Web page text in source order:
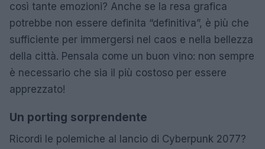
così tante emozioni? Anche se la resa grafica
potrebbe non essere definita “definitiva”, è più che
sufficiente per immergersi nel caos e nella bellezza
della città. Pensala come un buon vino: non sempre
è necessario che sia il più costoso per essere
apprezzato!
Un porting sorprendente
Ricordi le polemiche al lancio di Cyberpunk 2077?